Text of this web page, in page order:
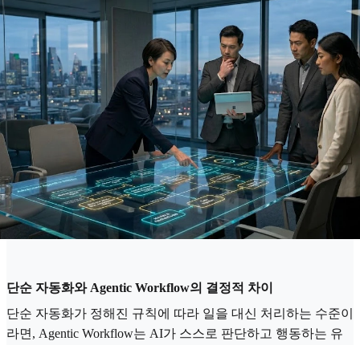
단순 자동화와 Agentic Workflow의 결정적 차이
단순 자동화가 정해진 규칙에 따라 일을 대신 처리하는 수준이
라면, Agentic Workflow는 AI가 스스로 판단하고 행동하는 유